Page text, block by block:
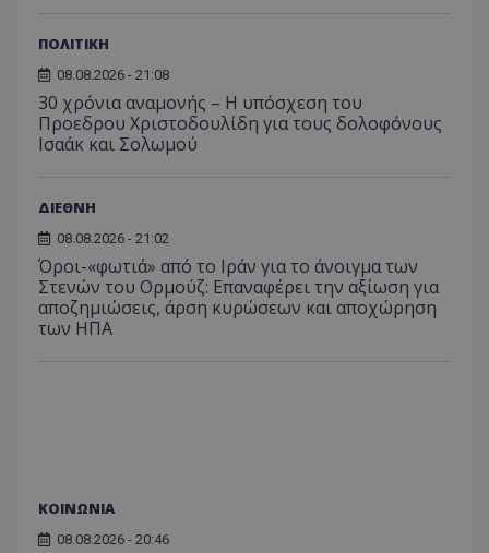
ΠΟΛΙΤΙΚΗ
08.08.2026 - 21:08
30 χρόνια αναμονής – Η υπόσχεση του
Προεδρου Χριστοδουλίδη για τους δολοφόνους
Ισαάκ και Σολωμού
ΔΙΕΘΝΗ
08.08.2026 - 21:02
Όροι-«φωτιά» από το Ιράν για το άνοιγμα των
Στενών του Ορμούζ: Επαναφέρει την αξίωση για
αποζημιώσεις, άρση κυρώσεων και αποχώρηση
των ΗΠΑ
ΚΟΙΝΩΝΙΑ
08.08.2026 - 20:46